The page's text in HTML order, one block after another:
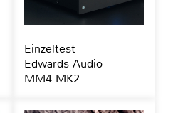
Einzeltest
Edwards Audio
MM4 MK2